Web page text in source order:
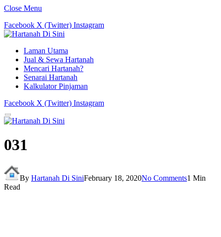
Close Menu
Facebook X (Twitter) Instagram
Laman Utama
Jual & Sewa Hartanah
Mencari Hartanah?
Senarai Hartanah
Kalkulator Pinjaman
Facebook X (Twitter) Instagram
031
By Hartanah Di SiniFebruary 18, 2020No Comments1 Min
Read